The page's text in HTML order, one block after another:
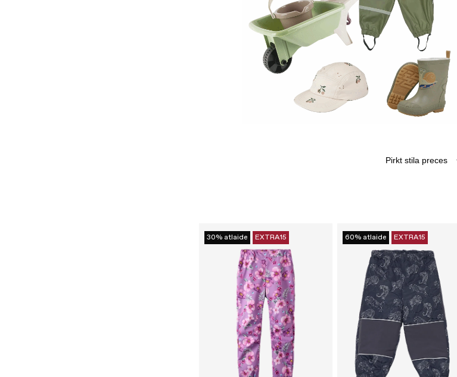
30% atlaide EXTRA15 60% atlaide EXTRA15
Pirkt stila preces